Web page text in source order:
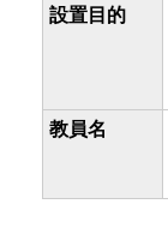
設置目的
教員名